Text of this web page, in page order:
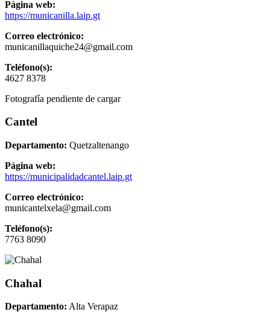
Página web:
https://municanilla.laip.gt
Correo electrónico:
municanillaquiche24@gmail.com
Teléfono(s):
4627 8378
Fotografía pendiente de cargar
Cantel
Departamento: Quetzaltenango
Página web:
https://municipalidadcantel.laip.gt
Correo electrónico:
municantelxela@gmail.com
Teléfono(s):
7763 8090
Chahal
Departamento: Alta Verapaz